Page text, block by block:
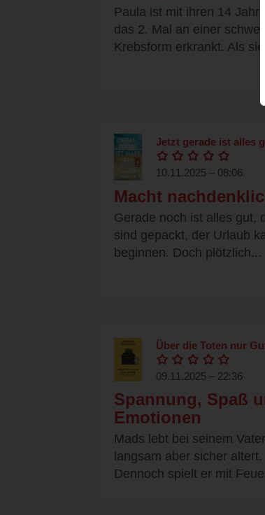
Paula ist mit ihren 14
das 2. Mal an einer
Krebsform erkrankt. Als sie
Jetzt gerade ist alles
10.11.2025 – 08:06
Macht
Gerade noch ist alles gut,
sind gepackt, der Urlaub
beginnen. Doch plötzlich...
Über die Toten nur
09.11.2025 – 22:36
Spannung, Spaß
Emotionen
Mads lebt bei seinem
langsam aber sicher altert.
Dennoch spielt er mit